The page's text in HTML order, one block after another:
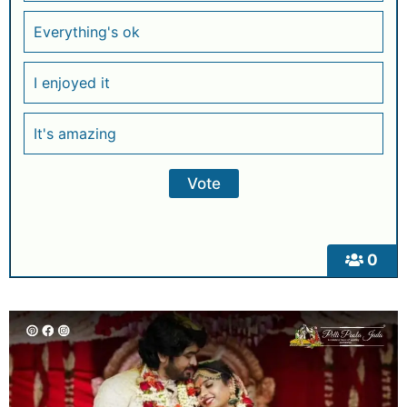
0
Everything's ok
I enjoyed it
It's amazing